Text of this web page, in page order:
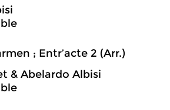
; Entr’acte 2 (Arr.)
& Abelardo Albisi